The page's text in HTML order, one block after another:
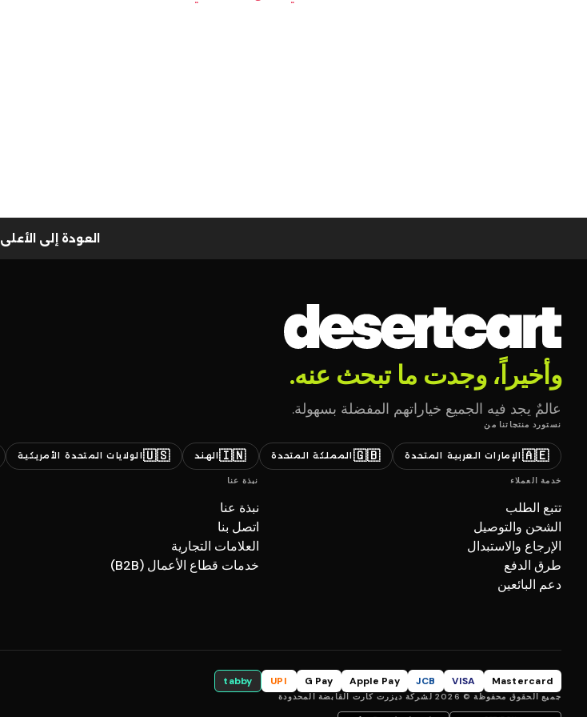
العودة إلى الأعلى
وأخيراً، وجدت ما تبحث عنه.
عالمٌ يجد فيه الجميع خياراتهم المفضلة بسهولة.
نستورد منتجاتنا من
🇦🇪 الإمارات العربية المتحدة 🇬🇧 المملكة المتحدة 🇮🇳الهند 🇺🇸الولايات المتحدة الأمريكية
خدمة العملاء
تتبع الطلب
الشحن والتوصيل
الإرجاع والاستبدال
طرق الدفع
دعم البائعين
نبذة عنا
نبذة عنا
اتصل بنا
العلامات التجارية
خدمات قطاع الأعمال (B2B)
Mastercard
VISA
JCB
Apple Pay
G Pay
UPI
tabby
جميع الحقوق محفوظة © 2026 لشركة ديزرت كارت القابضة المحدودة